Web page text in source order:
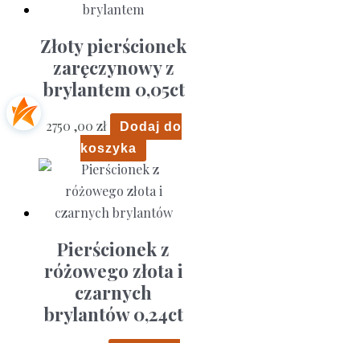
Złoty pierścionek
zaręczynowy z
brylantem 0,05ct
2750 ,00 zł
Dodaj do
koszyka
Pierścionek z
różowego złota i
czarnych
brylantów 0,24ct